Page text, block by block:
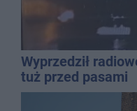
Wyprzedził
tuż przed pasami